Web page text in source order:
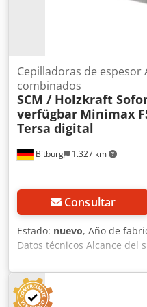
Bitburg 1.327 km
Cepilladoras de espesor
combinados
SCM / Holzkraft
verfügbar Minimax
Tersa digital
Consultar
Estado: nuevo, Año de
Datos técnicos Alcance del
de equipamiento Ideal
exigentes Las mesas de
fabricadas en una sola
piezas de trabajo. Las